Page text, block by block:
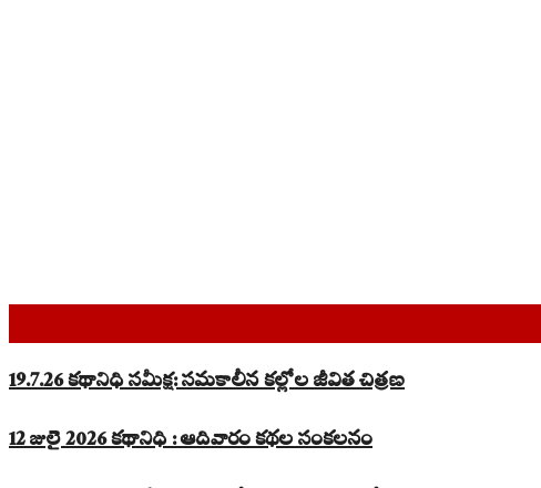
19.7.26 కథానిధి సమీక్ష: సమకాలీన కల్లోల జీవిత చిత్రణ
12 జులై 2026 కథానిధి : ఆదివారం కథల సంకలనం